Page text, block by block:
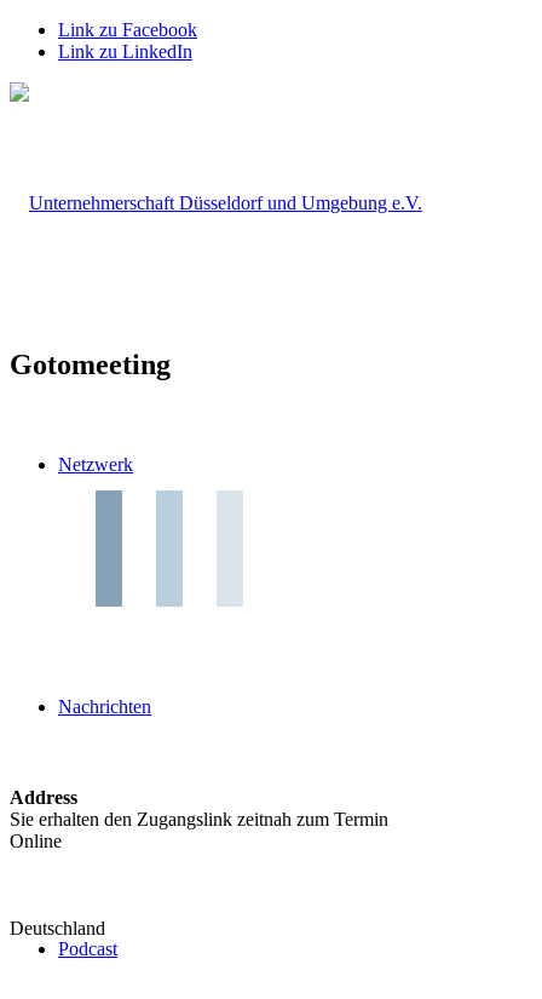
Link zu Facebook
Link zu LinkedIn
Netzwerk
Nachrichten
Podcast
Gotomeeting
Address
Sie erhalten den Zugangslink zeitnah zum Termin
Online
Deutschland